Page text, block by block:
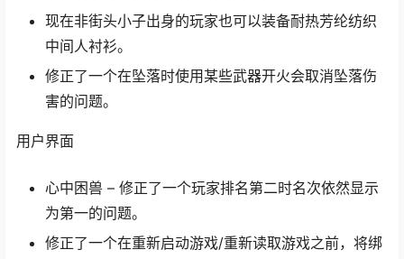
现在非街头小子出身的玩家也可以装备耐热芳纶纺织
中间人衬衫。
修正了一个在坠落时使用某些武器开火会取消坠落伤
害的问题。
用户界面
心中困兽 – 修正了一个玩家排名第二时名次依然显示
为第一的问题。
修正了一个在重新启动游戏/重新读取游戏之前，将绑